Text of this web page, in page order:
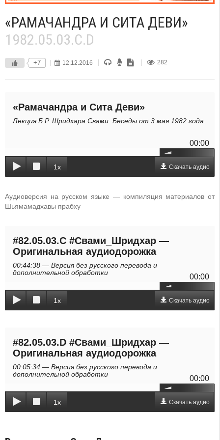
«РАМАЧАНДРА И СИТА ДЕВИ»
1982.05.03.C.D
+7 12.12.2016 282
«Рамачандра и Сита Деви»
Лекция Б.Р. Шридхара Свами. Беседы от 3 мая 1982 года.
00:00
1x Скачать аудио
Аудиоверсия на русском языке — компиляция материалов от
Шьямамадхавы прабху
#82.05.03.C #Свами_Шридхар —
Оригинальная аудиодорожка
00:44:38 — Версия без русского перевода и
дополнительной обработки
00:00
1x Скачать аудио
#82.05.03.D #Свами_Шридхар —
Оригинальная аудиодорожка
00:05:34 — Версия без русского перевода и
дополнительной обработки
00:00
1x Скачать аудио